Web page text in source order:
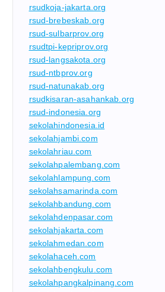
rsudkoja-jakarta.org
rsud-brebeskab.org
rsud-sulbarprov.org
rsudtpi-kepriprov.org
rsud-langsakota.org
rsud-ntbprov.org
rsud-natunakab.org
rsudkisaran-asahankab.org
rsud-indonesia.org
sekolahindonesia.id
sekolahjambi.com
sekolahriau.com
sekolahpalembang.com
sekolahlampung.com
sekolahsamarinda.com
sekolahbandung.com
sekolahdenpasar.com
sekolahjakarta.com
sekolahmedan.com
sekolahaceh.com
sekolahbengkulu.com
sekolahpangkalpinang.com